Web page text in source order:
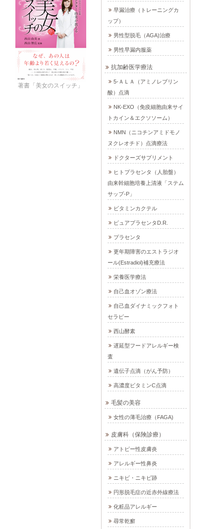
早漏治療（トレーニングカ
ップ）
男性型脱毛（AGA)治療
男性早漏内服薬
抗加齢医学療法
5-ＡＬＡ（アミノレブリン
酸）点滴
NK-EXO（免疫細胞由来サイ
トカイン＆エクソソーム）
NMN（ニコチンアミドモノ
ヌクレオチド）点滴療法
ドクターズサプリメント
ヒトプラセンタ（人胎盤）
由来幹細胞培養上清液「ステム
サップ-P」
ビタミンカクテル
ピュアプラセンタD.R.
プラセンタ
更年期障害のエストラジオ
ール(Estradiol)補充療法
栄養医学療法
自己血オゾン療法
自己血ダイナミックフォト
セラピー
西山酵素
遅延型フードアレルギー検
査
遺伝子点滴（がん予防）
高濃度ビタミンC点滴
毛髪の美容
女性の薄毛治療（FAGA)
皮膚科（保険診療）
アトピー性皮膚炎
アレルギー性鼻炎
ニキビ・ニキビ跡
円形脱毛症の近赤外線療法
化粧品アレルギー
尋常乾癬
著書「美女のスイッチ」